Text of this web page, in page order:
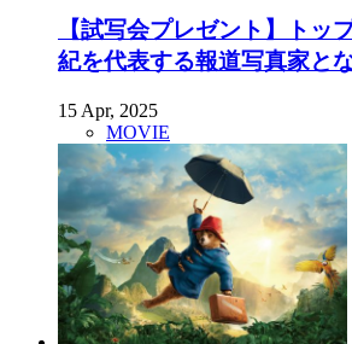
【試写会プレゼント】トッ
紀を代表する報道写真家と
15 Apr, 2025
MOVIE